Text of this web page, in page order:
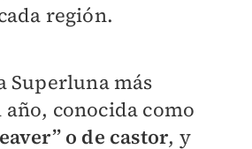
región.
Superluna más
año, conocida como
o de castor, y